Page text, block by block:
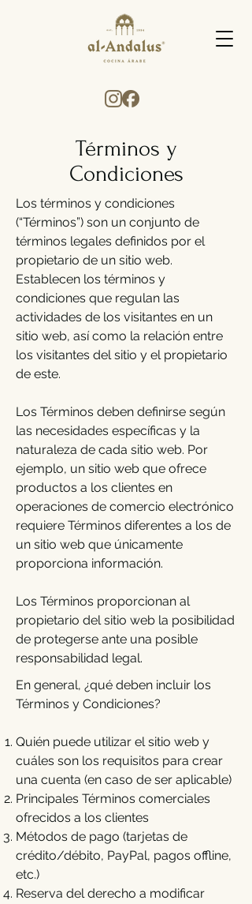
Términos y
Condiciones
Los términos y condiciones
(“Términos”) son un conjunto de
términos legales definidos por el
propietario de un sitio web.
Establecen los términos y
condiciones que regulan las
actividades de los visitantes en un
sitio web, así como la relación entre
los visitantes del sitio y el propietario
de este.
Los Términos deben definirse según
las necesidades específicas y la
naturaleza de cada sitio web. Por
ejemplo, un sitio web que ofrece
productos a los clientes en
operaciones de comercio electrónico
requiere Términos diferentes a los de
un sitio web que únicamente
proporciona información.
Los Términos proporcionan al
propietario del sitio web la posibilidad
de protegerse ante una posible
responsabilidad legal.
En general, ¿qué deben incluir los
Términos y Condiciones?
Quién puede utilizar el sitio web y
cuáles son los requisitos para crear
una cuenta (en caso de ser aplicable)
Principales Términos comerciales
ofrecidos a los clientes
Métodos de pago (tarjetas de
crédito/débito, PayPal, pagos offline,
etc.)
Reserva del derecho a modificar